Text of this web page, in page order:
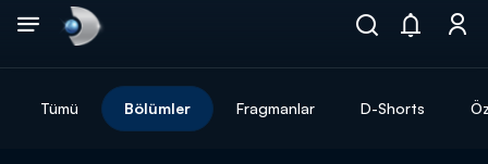
Tümü Bölümler Fragmanlar D-Shorts